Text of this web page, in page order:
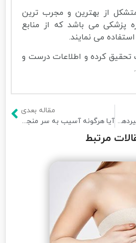
از بهترین و مجرب ترین
پزشکی می باشد که از منابع
می نمایند.
تحقیق کرده و اطلاعات درست و
علت عفونت سینه در شیردهی و درمان آن
مقاله بعدی
آیا هرگونه آسیب به سر منجر به ضربه مغزی می شود
مرتبط